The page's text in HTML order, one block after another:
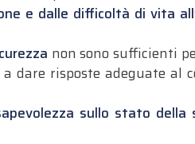
e dalle difficoltà di vita
non sono sufficienti
dare risposte adeguate al
sullo stato